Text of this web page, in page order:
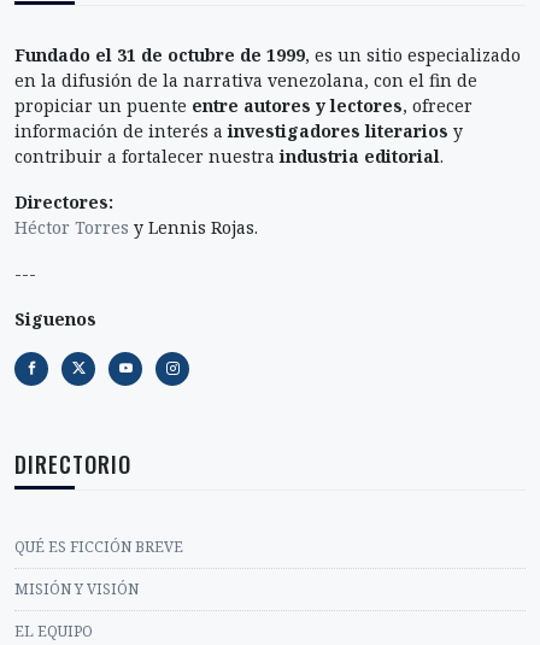
Fundado el 31 de octubre de 1999, es un sitio especializado
en la difusión de la narrativa venezolana, con el fin de
propiciar un puente entre autores y lectores, ofrecer
información de interés ainvestigadores literarios y
contribuir a fortalecer nuestraindustria editorial.
Directores:
Héctor Torres y Lennis Rojas.
---
Siguenos
DIRECTORIO
QUÉ ES FICCIÓN BREVE
MISIÓN Y VISIÓN
EL EQUIPO